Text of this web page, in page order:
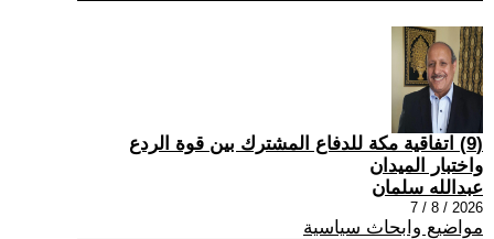
(9) اتفاقية مكة للدفاع المشترك بين قوة الردع
واختبار الميدان
عبدالله سلمان
2026 / 8 / 7
مواضيع وابحاث سياسية